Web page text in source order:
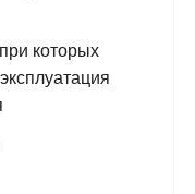
которых